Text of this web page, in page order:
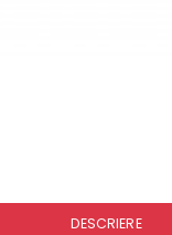
DESCRIERE